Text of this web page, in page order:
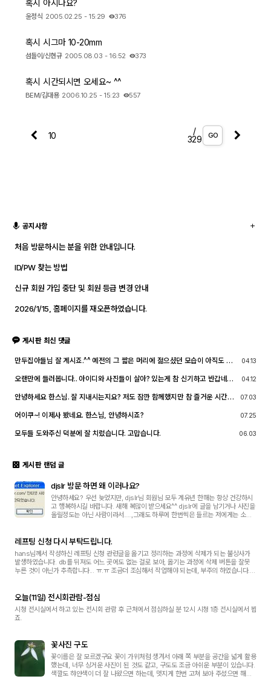
혹시 아시나요?
윤정식 2005.02.25 - 15:29 376
혹시 시그마 10-20mm
섬들이/신현규 2005.08.03 - 16:52 373
혹시 시간되시면 오세요~ ^^
BEM/김대용 2006.10.25 - 15:23 557
/
329
GO
공지사항
처음 방문하시는 분을 위한 안내입니다.
ID/PW 찾는 방법
신규 회원 가입 중단 및 회원 등급 변경 안내
2026/1/15, 홈페이지를 재오픈하였습니다.
게시판 최신 댓글
만두집아들님 잘 계시죠.^^ 예전의 그 짧은 머리에 젊으셨던 모습이 아직도 기
호회 활동의 추억을 남길 겸 가능한 계속 홈페이지를 유지할 예정입니다. 생각
나실 때 종종 방문해 주세요.^^
04.13
오랜만에 들러봅니다.. 아이디와 사진들이 살아? 있는게 참 신기하고 반갑네요
이제 제가 그 나이가 되버렸습니다^^..
04.12
안녕하세요 한스님. 잘 지내시는지요? 저도 잠깐 함께했지만 참 즐거운 시간이
07.03
어이쿠~! 이제사 봤네요. 한스님, 안녕하시죠? 07.25
모두들 도와주신 덕분에 잘 치렀습니다. 고맙습니다. 06.03
게시판 랜덤 글
djslr 방문 하면 왜 이러나요?
안녕하세요? 우선 늦었지만, djslr님 회원님 모두 계유년 한해는 항상 건강하시
고 행복하시길 바랍니다. 새해 복많이 받으세요^^ djslr에 글을 남기거나 사진을
올릴정도는 아닌 사람이라서.....,그래도 하루에 한번씩은 들르는 저에게는 소중
레프팅 신청 다시 부탁드립니다.
hans님께서 작성하신 레프팅 신청 관련글을 옮기고 정리하는 과정에 삭제가 되는 불상사가
발생하였습니다. db를 뒤져도 어느 곳에도 없는 걸로 보아, 옮기는 과정에 삭제 버튼을 잘못
누른 것이 아닌가 추측합니다... ㅠ.ㅠ 조금더 조심해서 작업해야 되는데, 부주의 하였습니다...
오늘(11일) 전시회관람-점심
시청 전시실에서 하고 있는 전시회 관람 후 근처에서 점심하실 분 12시 시청 1층 전시실에서 뵙
죠.
꽃사진 구도
꽃이름은 잘 모르겠구요 꽃이 가위처럼 생겨서 아래 쪽 부분을 공간을 넓게 활용
했는데, 너무 싱거운 사진이 된 것도 같고, 구도도 조금 아쉬운 부분이 있습니다.
색깔도 햐얀색이 더 잘 나왔으면 하는데, 멋지게 한번 고쳐 보아 주셨으면 해서